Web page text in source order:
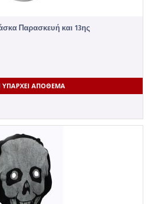
Παρασκευή και 13ης
ΥΠΆΡΧΕΙ ΑΠΌΘΕΜΑ